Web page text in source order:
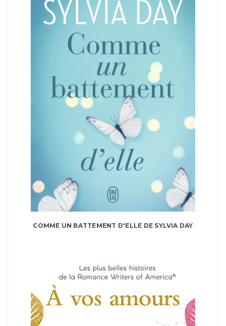
COMME UN BATTEMENT D'ELLE DE SYLVIA DAY